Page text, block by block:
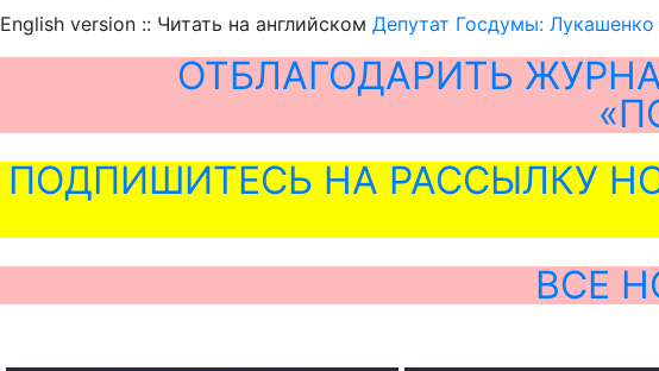
English version :: Читать на английском Депутат Госдумы:
ОТБЛАГОДАРИТЬ
ПОДПИШИТЕСЬ НА РАССЫЛКУ
ВСЕ